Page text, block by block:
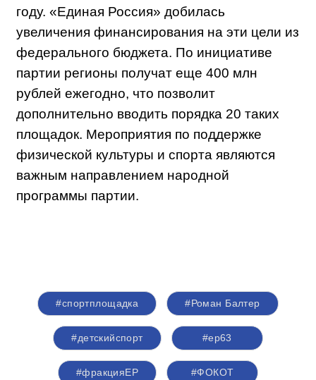
году. «Единая Россия» добилась
увеличения финансирования на эти цели из
федерального бюджета. По инициативе
партии регионы получат еще 400 млн
рублей ежегодно, что позволит
дополнительно вводить порядка 20 таких
площадок. Мероприятия по поддержке
физической культуры и спорта являются
важным направлением народной
программы партии.
#спортплощадка #Роман Балтер
#детскийспорт #ер63
#фракцияЕР #ФОКОТ